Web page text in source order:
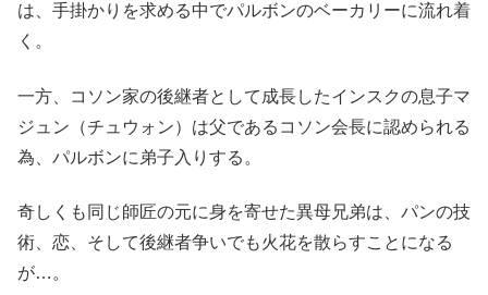
は、手掛かりを求める中でパルボンのベーカリーに流れ着
く。
一方、コソン家の後継者として成長したインスクの息子マ
ジュン（チュウォン）は父であるコソン会長に認められる
為、パルボンに弟子入りする。
奇しくも同じ師匠の元に身を寄せた異母兄弟は、パンの技
術、恋、そして後継者争いでも火花を散らすことになる
が…。